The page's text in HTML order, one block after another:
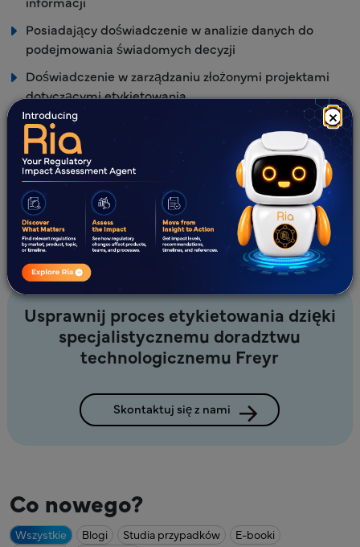
×
Posiadający doświadczenie w analizie danych do
podejmowania świadomych decyzji
Doświadczenie w zarządzaniu złożonymi projektami
dotyczącymi etykietowania
Zespół specjalistów posiadający Sprawy regulacyjne
Potwierdzone osiągnięcia w udanych partnerstwach z
klientami
Kompleksowe zrozumienie cyklu życia produktu
farmaceutycznego.
Usprawnij proces etykietowania dzięki
specjalistycznemu doradztwu
technologicznemu Freyr
Skontaktuj się z nami
Co nowego?
Wszystkie Blogi Studia przypadków
E-booki